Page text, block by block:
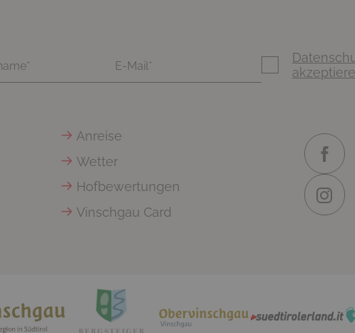
Anreise
Wetter
Hofbewertungen
Vinschgau Card